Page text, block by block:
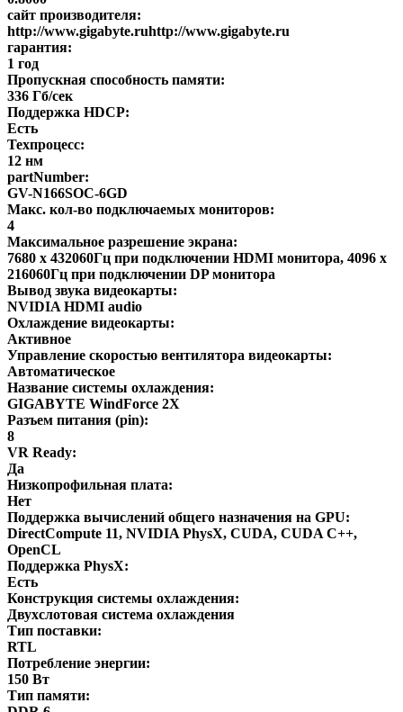
сайт производителя:
http://www.gigabyte.ruhttp://www.gigabyte.ru
гарантия:
1 год
Пропускная способность памяти:
336 Гб/сек
Поддержка HDCP:
Есть
Техпроцесс:
12 нм
partNumber:
GV-N166SOC-6GD
Макс. кол-во подключаемых мониторов:
4
Максимальное разрешение экрана:
7680 x 432060Гц при подключении HDMI монитора, 4096 x
216060Гц при подключении DP монитора
Вывод звука видеокарты:
NVIDIA HDMI audio
Охлаждение видеокарты:
Активное
Управление скоростью вентилятора видеокарты:
Автоматическое
Название системы охлаждения:
GIGABYTE WindForce 2X
Разъем питания (pin):
8
VR Ready:
Да
Низкопрофильная плата:
Нет
Поддержка вычислений общего назначения на GPU:
DirectCompute 11, NVIDIA PhysX, CUDA, CUDA C++,
OpenCL
Поддержка PhysX:
Есть
Конструкция системы охлаждения:
Двухслотовая система охлаждения
Тип поставки:
RTL
Потребление энергии:
150 Вт
Тип памяти: